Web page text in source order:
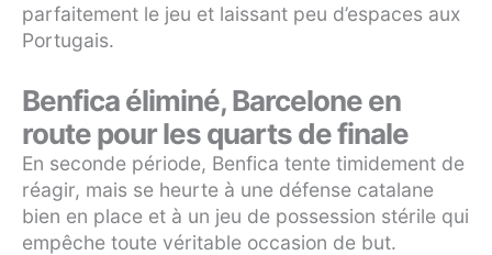
parfaitement le jeu et laissant peu d’espaces aux
Portugais.
Benfica éliminé, Barcelone en
route pour les quarts de finale
En seconde période, Benfica tente timidement de
réagir, mais se heurte à une défense catalane
bien en place et à un jeu de possession stérile qui
empêche toute véritable occasion de but.